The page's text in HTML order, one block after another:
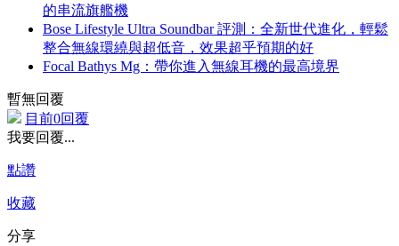
的串流旗艦機
Bose Lifestyle Ultra Soundbar 評測：全新世代進化，輕鬆
整合無線環繞與超低音，效果超乎預期的好
Focal Bathys Mg：帶你進入無線耳機的最高境界
暫無回覆
目前0回覆
我要回覆...
點讚
收藏
分享